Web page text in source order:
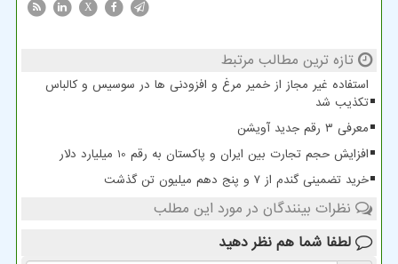
X
تازه ترین مطالب مرتبط
استفاده غیر مجاز از خمیر مرغ و افزودنی ها در سوسیس و کالباس
تکذیب شد
معرفی ۳ رقم جدید آویشن
افزایش حجم تجارت بین ایران و پاکستان به رقم 10 میلیارد دلار
خرید تضمینی گندم از ۷ و پنج دهم میلیون تن گذشت
نظرات بینندگان در مورد این مطلب
لطفا شما هم نظر دهید